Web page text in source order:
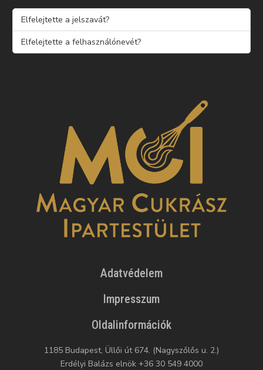
Elfelejtette a jelszavát?
Elfelejtette a felhasználónevét?
Adatvédelem
Impresszum
Oldalinformációk
1185 Budapest, Üllői út 674. (Nagyszőlős u. 2.)
Erdélyi Balázs elnök +36 30 549 4000